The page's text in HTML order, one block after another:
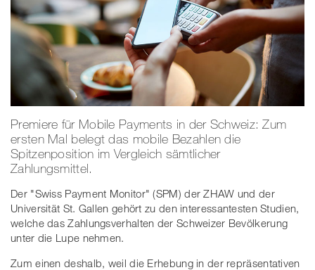
Premiere für Mobile Payments in der Schweiz: Zum
ersten Mal belegt das mobile Bezahlen die
Spitzenposition im Vergleich sämtlicher
Zahlungsmittel.
Der "Swiss Payment Monitor" (SPM) der ZHAW und der
Universität St. Gallen gehört zu den interessantesten Studien,
welche das Zahlungsverhalten der Schweizer Bevölkerung
unter die Lupe nehmen.
Zum einen deshalb, weil die Erhebung in der repräsentativen